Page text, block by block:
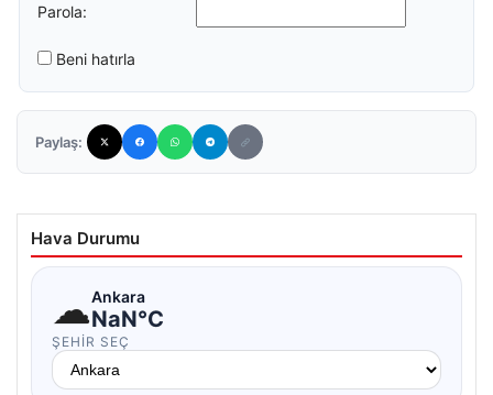
Parola:
Beni hatırla
Paylaş:
Hava Durumu
☁Ankara
NaN°C
ŞEHIR SEÇ